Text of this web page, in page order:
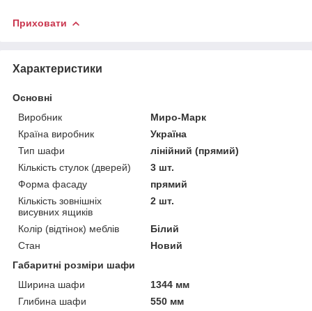
Приховати
Характеристики
Основні
Виробник
Миро-Марк
Країна виробник
Україна
Тип шафи
лінійний (прямий)
Кількість стулок (дверей)
3 шт.
Форма фасаду
прямий
Кількість зовнішніх
висувних ящиків
2 шт.
Колір (відтінок) меблів
Білий
Стан
Новий
Габаритні розміри шафи
Ширина шафи
1344 мм
Глибина шафи
550 мм